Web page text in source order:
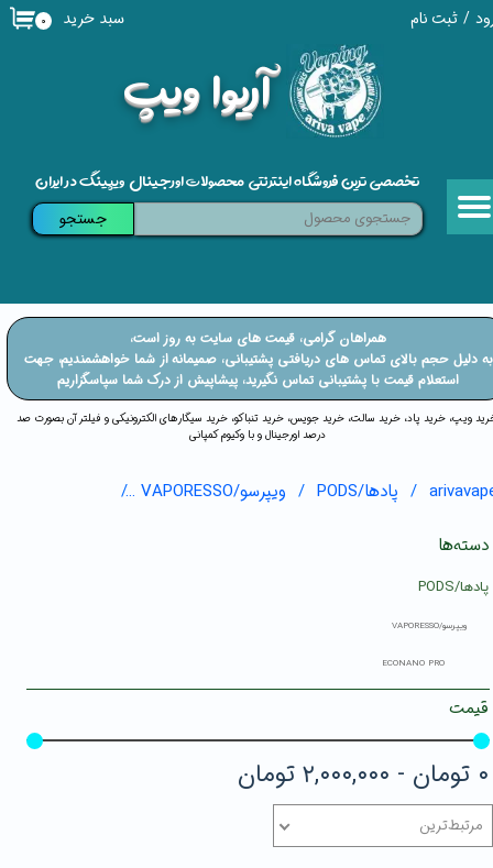
/ ثبت نام
حساب کاربری من
خروج از حساب کاربری
​آریوا ویپ
۰ سبد خرید
تخصصی ترین فروشگاه اینترنتی محصولات اورجینال ویپینگ در ایران
جستجو
پادها/PODS ویپرسو/VAPORESSO
دسته‌ها
پادها/PODS
ویپرسو/VAPORESSO
ECONANO PRO
قیمت
۰ تومان - ۲,۰۰۰,۰۰۰ تومان
مرتبط‌ترین
ویپ، خرید پاد، خرید سالت، خرید جویس، خرید تنباکو، خرید سیگارهای الکترونیکی و فیلتر آن بصورت صد
درصد اورجینال و با وکیوم کمپانی
​​همراهان گرامی، قیمت های سایت به روز است،
​​​​​​​به دلیل حجم بالای تماس های دریافتی پشتیبانی، صمیمانه از شما خواهشمندیم، جهت
استعلام قیمت با پشتیبانی تماس نگیرید، پیشاپیش از درک شما سپاسگزاریم